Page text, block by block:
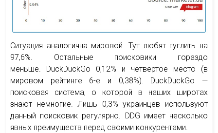
Ситуация аналогична мировой. Тут любят гуглить на
97,6%. Остальные поисковики гораздо
меньше. DuckDuckGo 0,12% и четвертое место (в
мировом рейтинге 6-е и 0,38%). DuckDuckGo —
поисковая система, о которой в наших широтах
знают немногие. Лишь 0,3% украинцев используют
данный поисковик регулярно. DDG имеет несколько
явных преимуществ перед своими конкурентами.